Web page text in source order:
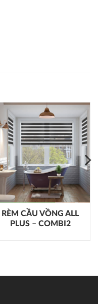
RÈM CẦU VỒNG ALL
PLUS – COMBI2